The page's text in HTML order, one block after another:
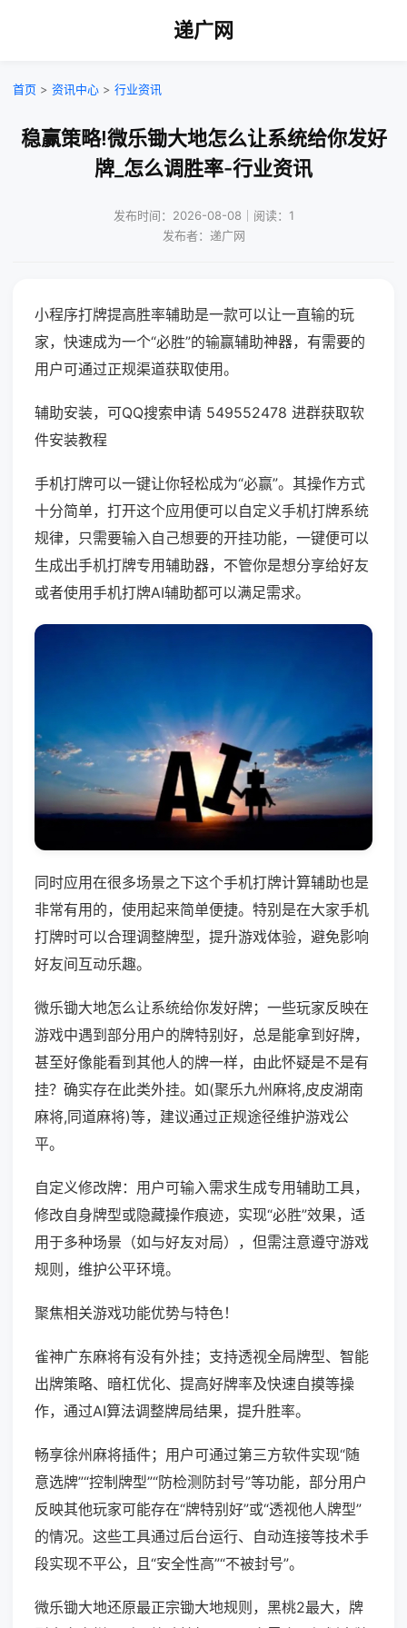
递广网
首页 > 资讯中心 > 行业资讯
稳赢策略!微乐锄大地怎么让系统给你发好
牌_怎么调胜率-行业资讯
发布时间：2026-08-08｜阅读：1
发布者：递广网
小程序打牌提高胜率辅助是一款可以让一直输的玩
家，快速成为一个“必胜”的输赢辅助神器，有需要的
用户可通过正规渠道获取使用。
辅助安装，可QQ搜索申请 549552478 进群获取软
件安装教程
手机打牌可以一键让你轻松成为“必赢”。其操作方式
十分简单，打开这个应用便可以自定义手机打牌系统
规律，只需要输入自己想要的开挂功能，一键便可以
生成出手机打牌专用辅助器，不管你是想分享给好友
或者使用手机打牌AI辅助都可以满足需求。
同时应用在很多场景之下这个手机打牌计算辅助也是
非常有用的，使用起来简单便捷。特别是在大家手机
打牌时可以合理调整牌型，提升游戏体验，避免影响
好友间互动乐趣。
微乐锄大地怎么让系统给你发好牌；一些玩家反映在
游戏中遇到部分用户的牌特别好，总是能拿到好牌，
甚至好像能看到其他人的牌一样，由此怀疑是不是有
挂？确实存在此类外挂。如(聚乐九州麻将,皮皮湖南
麻将,同道麻将)等，建议通过正规途径维护游戏公
平。
自定义修改牌：用户可输入需求生成专用辅助工具，
修改自身牌型或隐藏操作痕迹，实现“必胜”效果，适
用于多种场景（如与好友对局），但需注意遵守游戏
规则，维护公平环境。
聚焦相关游戏功能优势与特色！
雀神广东麻将有没有外挂；支持透视全局牌型、智能
出牌策略、暗杠优化、提高好牌率及快速自摸等操
作，通过AI算法调整牌局结果，提升胜率。
畅享徐州麻将插件；用户可通过第三方软件实现“随
意选牌”“控制牌型”“防检测防封号”等功能，部分用户
反映其他玩家可能存在“牌特别好”或“透视他人牌型”
的情况。这些工具通过后台运行、自动连接等技术手
段实现不平公，且“安全性高”“不被封号”。
微乐锄大地还原最正宗锄大地规则，黑桃2最大，牌